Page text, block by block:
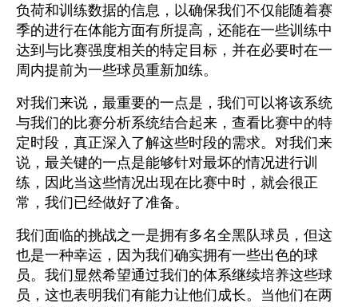
负荷和训练数据的信息，以确保我们不仅能随着赛
季的进行在体能方面有所提高，还能在一些训练中
达到与比赛强度相关的特定目标，并在必要时在一
周内提前为一些球员重新加练。
对我们来说，最重要的一点是，我们可以将该系统
与我们的比赛分析系统结合起来，查看比赛中的特
定时段，真正深入了解这些时段的需求。对我们来
说，最关键的一点是能够针对最坏的情况进行训
练，因此当这些情况出现在比赛中时，就会很正
常，我们已经做好了准备。
我们面临的挑战之一是拥有多名全黑队球员，但这
也是一种幸运，因为我们确实拥有一些出色的球
员。我们显然希望通过我们的体系继续培养这些球
员，这也表明我们有能力让他们成长。当他们在两